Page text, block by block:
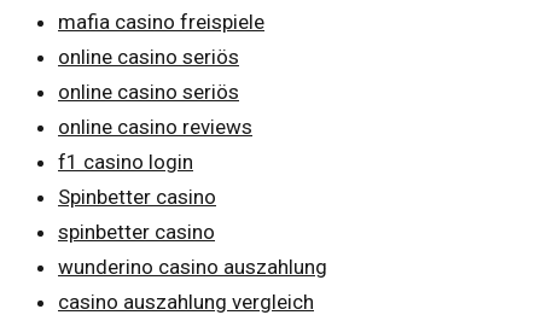
mafia casino freispiele
online casino seriös
online casino seriös
online casino reviews
f1 casino login
Spinbetter casino
spinbetter casino
wunderino casino auszahlung
casino auszahlung vergleich